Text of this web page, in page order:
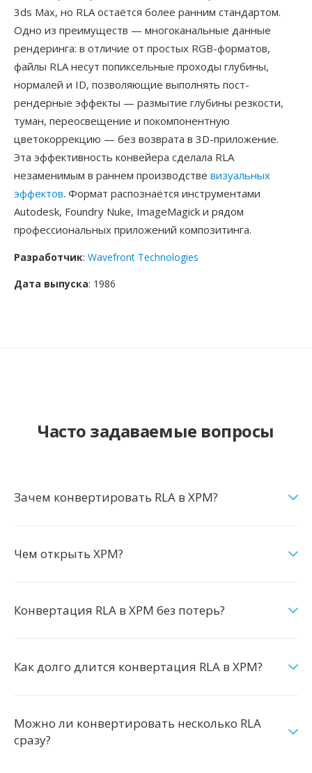
3ds Max, но RLA остаётся более ранним стандартом.
Одно из преимуществ — многоканальные данные
рендеринга: в отличие от простых RGB-форматов,
файлы RLA несут попиксельные проходы глубины,
нормалей и ID, позволяющие выполнять пост-
рендерные эффекты — размытие глубины резкости,
туман, переосвещение и покомпонентную
цветокоррекцию — без возврата в 3D-приложение.
Эта эффективность конвейера сделала RLA
незаменимым в раннем производстве визуальных
эффектов. Формат распознаётся инструментами
Autodesk, Foundry Nuke, ImageMagick и рядом
профессиональных приложений композитинга.
Разработчик: Wavefront Technologies
Дата выпуска: 1986
Часто задаваемые вопросы
Зачем конвертировать RLA в XPM?
Чем открыть XPM?
Конвертация RLA в XPM без потерь?
Как долго длится конвертация RLA в XPM?
Можно ли конвертировать несколько RLA
сразу?